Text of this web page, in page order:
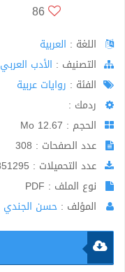
86
اللغة : العربية
اﻟﺘﺼﻨﻴﻒ : الأدب العربي
الفئة : روايات عربية
ردمك :
الحجم : 12.67 Mo
عدد الصفحات : 308
عدد التحميلات : 851295
نوع الملف : PDF
المؤلف : حسن الجندي